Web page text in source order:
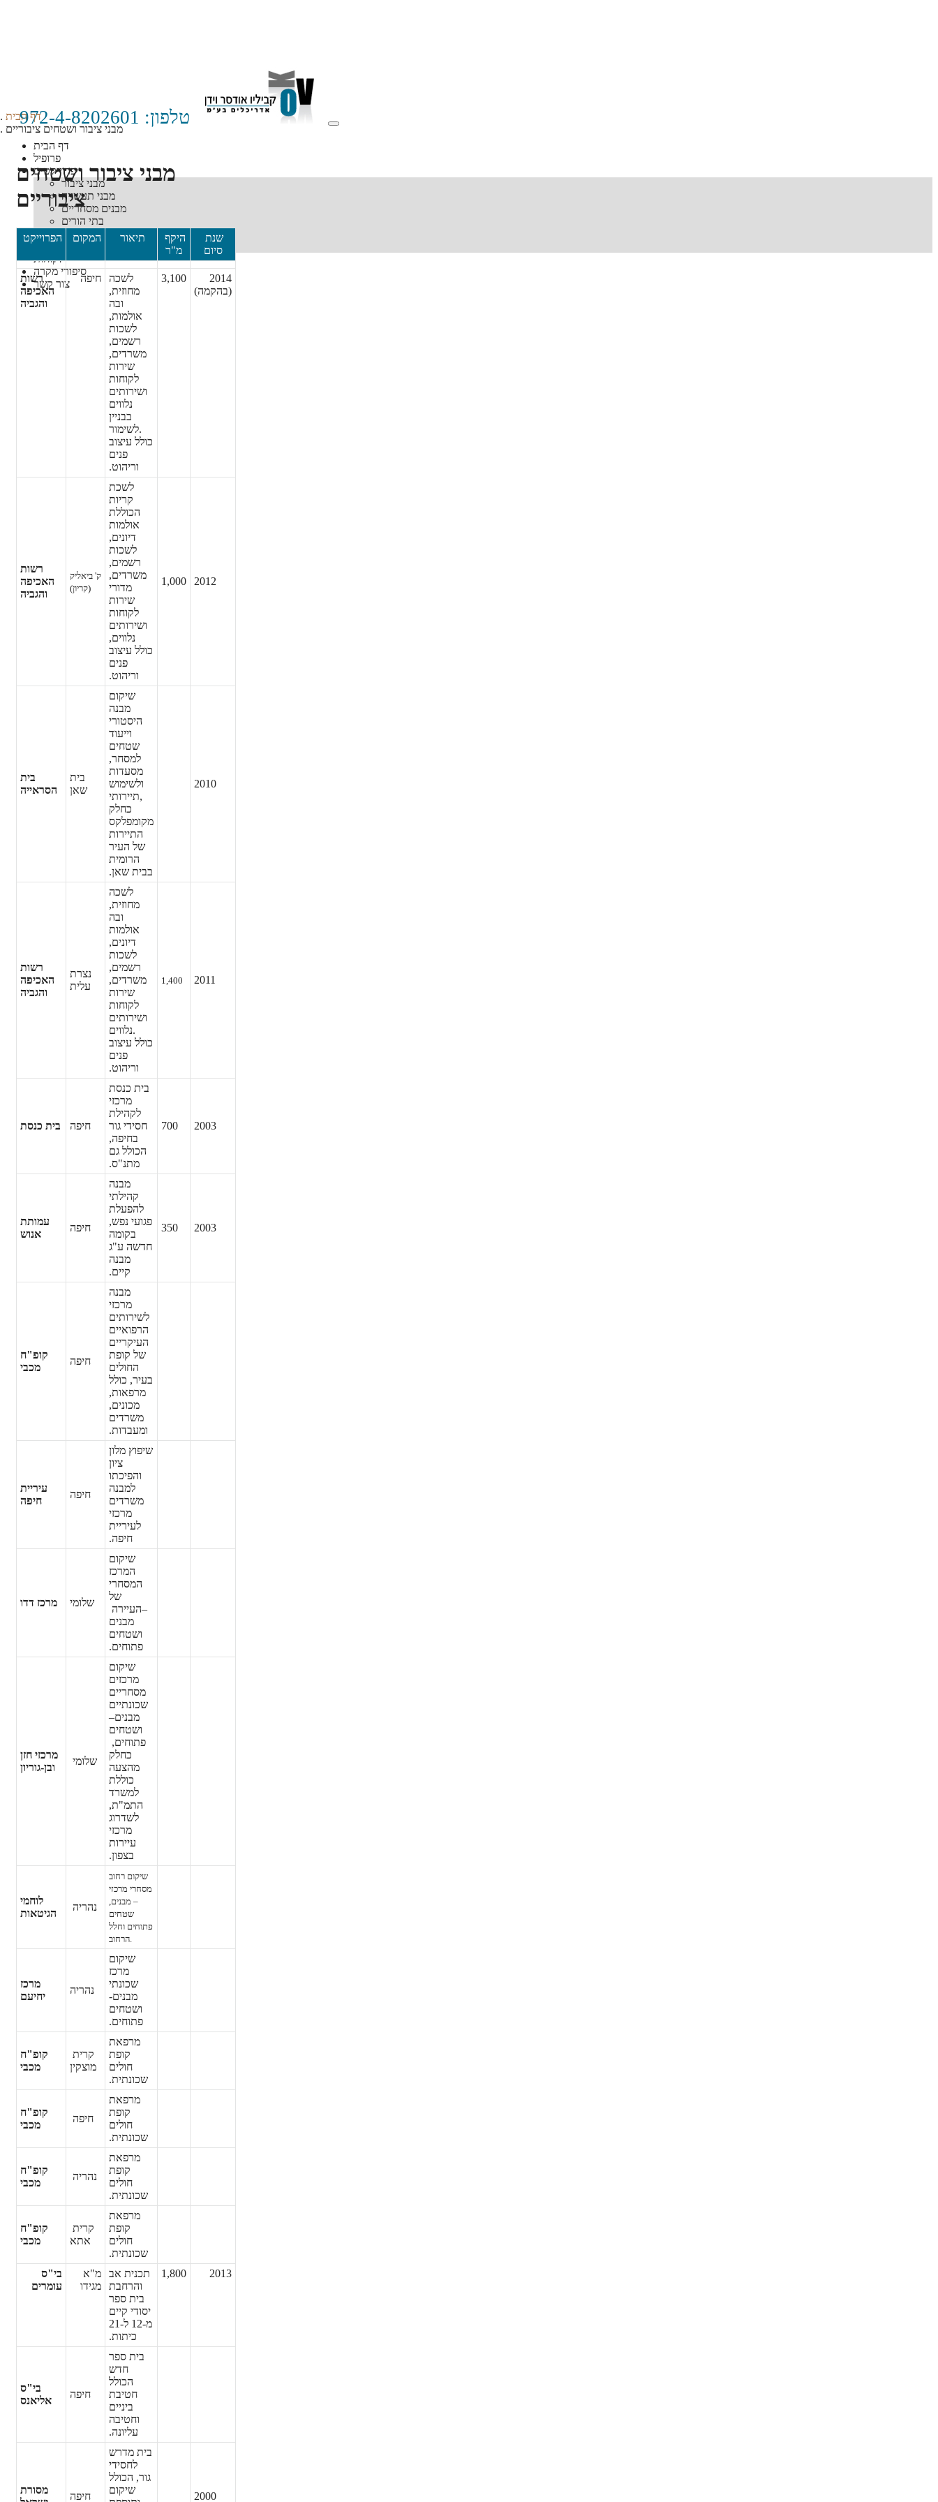
טלפון: 972-4-8202601
דף הבית
פרופיל
פרוייקטים
מבני ציבור
מבני תעשייה
מבנים מסחריים
בתי הורים
מבני מגורים
תב"ע
לקוחות
סיפורי מקרה
צור קשר
דף הבית
מבני ציבור ושטחים ציבוריים
מבני ציבור ושטחים
ציבוריים
הפרוייקט המקום תיאור
מ"ר
סיום
רשות
האכיפה
והגביה
חיפה
לשכה
מחוזית,
ובה
אולמות,
לשכות
רשמים,
משרדים,
שירות
לקוחות
ושירותים
נלווים
בבניין
לשימור.
כולל עיצוב
פנים
וריהוט.
3,100
2014
(בהקמה)
רשות
האכיפה
והגביה
ק' ביאליק
(קריון)
לשכת
קריות
הכוללת
אולמות
דיונים,
לשכות
רשמים,
משרדים,
מדורי
שירות
לקוחות
ושירותים
נלווים,
כולל עיצוב
פנים
וריהוט.
1,000 2012
בית
הסראייה
בית
שאן
שיקום
מבנה
היסטורי
וייעוד
שטחים
למסחר,
מסעדות
ולשימוש
תיירותי,
כחלק
מקומפלקס
התיירות
של העיר
הרומית
בבית שאן.
2010
רשות
האכיפה
והגביה
נצרת
עלית
לשכה
מחוזית,
ובה
אולמות
דיונים,
לשכות
רשמים,
משרדים,
שירות
לקוחות
ושירותים
נלווים.
כולל עיצוב
פנים
וריהוט.
1,400 2011
בית כנסת חיפה
בית כנסת
מרכזי
לקהילת
חסידי גור
בחיפה,
הכולל גם
מתנ"ס.
700 2003
עמותת
אנוש
חיפה
מבנה
קהילתי
להפעלת
פגועי נפש,
בקומה
חדשה ע"ג
מבנה
קיים.
350 2003
קופ"ח
מכבי
חיפה
מבנה
מרכזי
לשירותים
הרפואיים
העיקריים
של קופת
החולים
בעיר, כולל
מרפאות,
מכונים,
משרדים
ומעבדות.
עיריית
חיפה
חיפה
שיפוץ מלון
ציון
והפיכתו
למבנה
משרדים
מרכזי
לעיריית
חיפה.
מרכז דדו שלומי
שיקום
המרכז
המסחרי
של
העיירה–
מבנים
ושטחים
פתוחים.
מרכזי חזן
ובן-גוריון
שלומי
שיקום
מרכזים
מסחריים
שכונתיים
–מבנים
ושטחים
פתוחים,
כחלק
מהצעה
כוללת
למשרד
התמ"ת,
לשדרוג
מרכזי
עיירות
בצפון.
לוחמי
הגיטאות
נהריה
שיקום רחוב
מסחרי מרכזי
– מבנים,
שטחים
פתוחים וחלל
מרכז
יחיעם
שיקום
מרכז
שכונתי
-מבנים
ושטחים
פתוחים.
קופ"ח
מכבי
מוצקין
מרפאת
קופת
חולים
שכונתית.
קופ"ח
מכבי
חיפה
מרפאת
קופת
חולים
שכונתית.
קופ"ח
מכבי
נהריה
מרפאת
קופת
חולים
שכונתית.
קופ"ח
מכבי
אתא
מרפאת
קופת
חולים
שכונתית.
בי"ס
עומרים
מ"א
מגידו
תכנית אב
והרחבת
בית ספר
יסודי קיים
מ-12 ל-21
כיתות.
1,800 2013
בי"ס
אליאנס
חיפה
בית ספר
חדש
הכולל
חטיבת
ביניים
וחטיבה
עליונה.
מסורת
חיפה
בית מדרש
לחסידי
גור, הכולל
שיקום
2000